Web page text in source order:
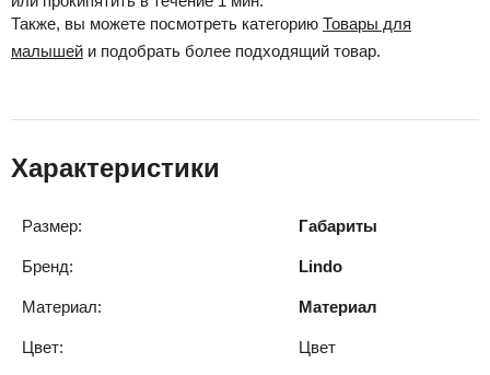
Также, вы можете посмотреть категорию Товары для
малышей и подобрать более подходящий товар.
Характеристики
Размер: Габариты
Бренд: Lindo
Материал: Материал
Цвет: Цвет